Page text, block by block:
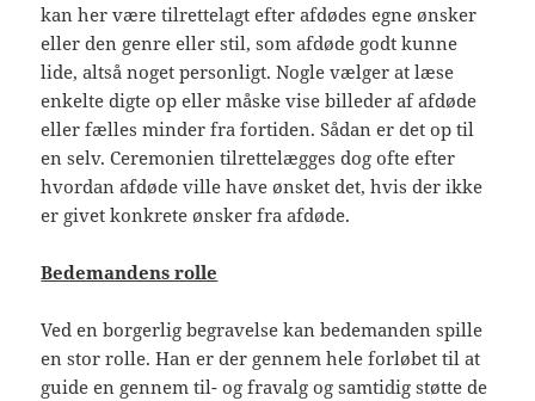
kan her være tilrettelagt efter afdødes egne ønsker
eller den genre eller stil, som afdøde godt kunne
lide, altså noget personligt. Nogle vælger at læse
enkelte digte op eller måske vise billeder af afdøde
eller fælles minder fra fortiden. Sådan er det op til
en selv. Ceremonien tilrettelægges dog ofte efter
hvordan afdøde ville have ønsket det, hvis der ikke
er givet konkrete ønsker fra afdøde.
Bedemandens rolle
Ved en borgerlig begravelse kan bedemanden spille
en stor rolle. Han er der gennem hele forløbet til at
guide en gennem til- og fravalg og samtidig støtte de